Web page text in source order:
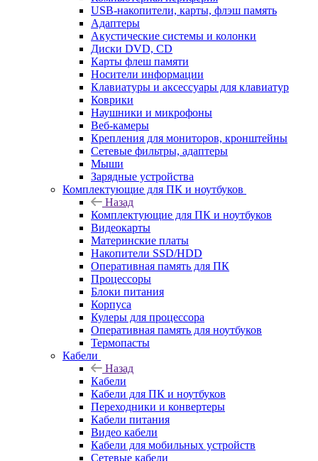
USB-накопители, карты, флэш память
Адаптеры
Акустические системы и колонки
Диски DVD, CD
Карты флеш памяти
Носители информации
Клавиатуры и аксессуары для клавиатур
Коврики
Наушники и микрофоны
Веб-камеры
Крепления для мониторов, кронштейны
Сетевые фильтры, адаптеры
Мыши
Зарядные устройства
Комплектующие для ПК и ноутбуков
Назад
Комплектующие для ПК и ноутбуков
Видеокарты
Материнские платы
Накопители SSD/HDD
Оперативная память для ПК
Процессоры
Блоки питания
Корпуса
Кулеры для процессора
Оперативная память для ноутбуков
Термопасты
Кабели
Назад
Кабели
Кабели для ПК и ноутбуков
Переходники и конвертеры
Кабели питания
Видео кабели
Кабели для мобильных устройств
Сетевые кабели